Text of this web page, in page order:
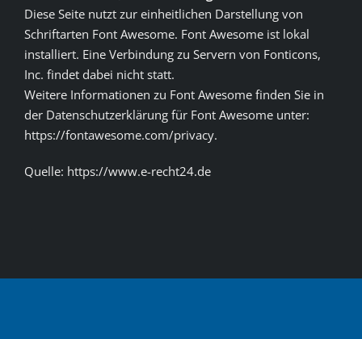
Diese Seite nutzt zur einheitlichen Darstellung von
Schriftarten Font Awesome. Font Awesome ist lokal
installiert. Eine Verbindung zu Servern von Fonticons,
Inc. findet dabei nicht statt.
Weitere Informationen zu Font Awesome finden Sie in
der Datenschutzerklärung für Font Awesome unter:
https://fontawesome.com/privacy.
Quelle: https://www.e-recht24.de